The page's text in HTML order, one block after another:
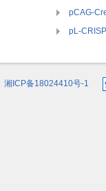
pCAG-
pL-
湘ICP备18024410号-1